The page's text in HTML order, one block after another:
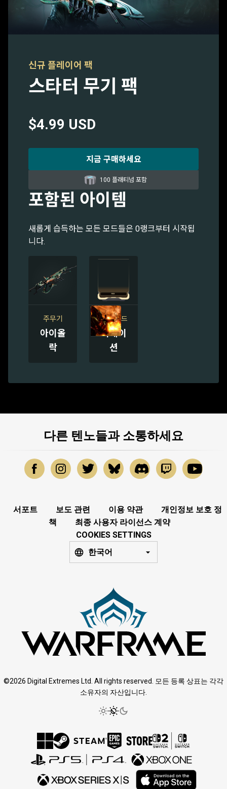
신규 플레이어 팩
스타터 무기 팩
$4.99 USD
지금 구매하세요
100 플래티넘 포함
포함된 아이템
새롭게 습득하는 모든 모드들은 0랭크부터 시작됩
니다.
주무기
아이올
락
소총 모드
서레이
션
다른 텐노들과 소통하세요
서포트 보도 관련 이용 약관
개인정보 보호 정
책
최종 사용자 라이선스 계약
COOKIES SETTINGS
한국어
©2026 Digital Extremes Ltd. All rights reserved. 모든 등록 상표는 각각
소유자의 자산입니다.